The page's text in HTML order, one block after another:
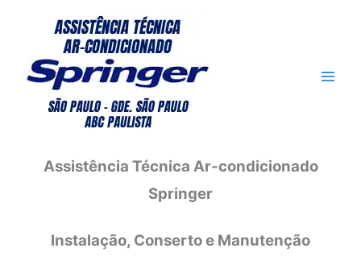
conteúdo
Assistência Técnica Ar-condicionado
Springer
Instalação, Conserto e Manutenção